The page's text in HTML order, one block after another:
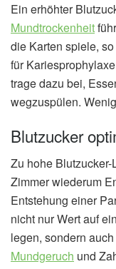
Ein erhöhter
Mundtrockenheit
die Karten spiele,
für
trage dazu bei,
wegzuspülen.
Blutzucker
Zu hohe
Zimmer wiederum
Entstehung einer
nicht nur Wert auf
legen, sondern
Mundgeruch und